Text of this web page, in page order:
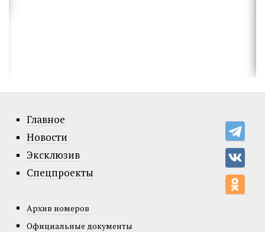
Главное
Новости
Эксклюзив
Спецпроекты
Архив номеров
Официальные документы